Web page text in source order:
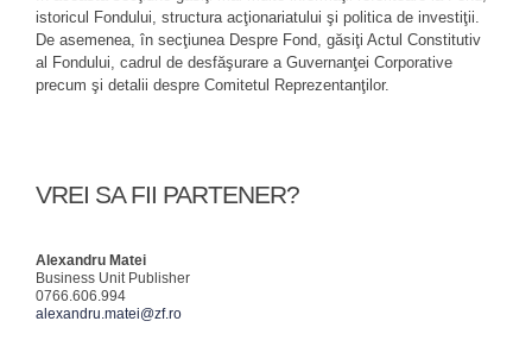
istoricul Fondului, structura acţionariatului şi politica de investiţii.
De asemenea, în secţiunea Despre Fond, găsiţi Actul Constitutiv
al Fondului, cadrul de desfăşurare a Guvernanţei Corporative
precum şi detalii despre Comitetul Reprezentanţilor.
VREI SA FII PARTENER?
Alexandru Matei
Business Unit Publisher
0766.606.994
alexandru.matei@zf.ro